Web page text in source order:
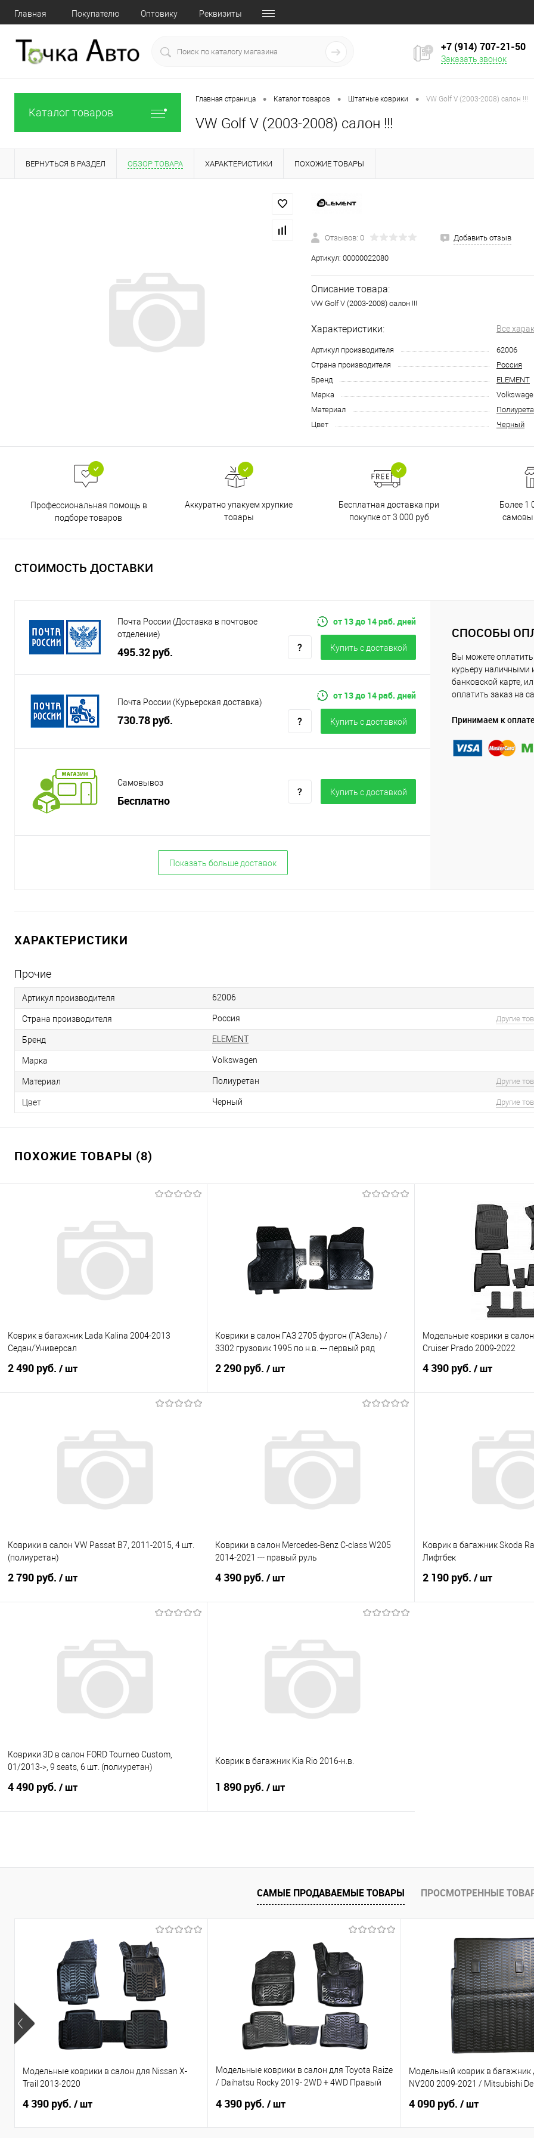
Главная Покупателю Оптовику Реквизиты
+7 (914) 707‒21‒50
Заказать звонок
Каталог товаров
Главная страница • Каталог товаров • Штатные коврики • VW Golf V (2003-2008) салон !!!
VW Golf V (2003-2008) салон !!!
ВЕРНУТЬСЯ В РАЗДЕЛ ОБЗОР ТОВАРА ХАРАКТЕРИСТИКИ ПОХОЖИЕ ТОВАРЫ
Отзывов: 0 Добавить отзыв
Артикул: 00000022080
Описание товара:
VW Golf V (2003-2008) салон !!!
Характеристики: Все
Артикул производителя
62006
Страна производителя
Россия
Бренд
ELEMENT
Марка
Материал
Цвет
Черный
Профессиональная помощь в
подборе товаров
Аккуратно упакуем хрупкие
товары
Бесплатная доставка при
покупке от 3 000 руб
Более 1
СТОИМОСТЬ ДОСТАВКИ
Почта России (Доставка в почтовое
отделение)
495.32 руб.
от 13 до 14 раб. дней
Купить c доставкой
Почта России (Курьерская доставка)
730.78 руб.
от 13 до 14 раб. дней
Купить c доставкой
Самовывоз
Бесплатно
Купить c доставкой
Показать больше доставок
СПОСОБЫ
Вы можете оплатить
курьеру наличными
банковской карте,
оплатить заказ на
Принимаем к оплате
ХАРАКТЕРИСТИКИ
Прочие
Артикул производителя 62006
Страна производителя Россия Другие
Бренд ELEMENT
Марка Volkswagen
Материал Полиуретан Другие
Цвет Черный Другие
ПОХОЖИЕ ТОВАРЫ (8)
Коврик в багажник Lada Kalina 2004-2013
Седан/Универсал
2 490 руб. / шт
Купить в 1 клик
Сравнение
Под заказ
Коврики в салон ГАЗ 2705 фургон (ГАЗель) /
3302 грузовик 1995 по н.в. --- первый ряд
2 290 руб. / шт
Купить в 1 клик
Сравнение
Под заказ
Модельные коврики в
Cruiser Prado 2009-2022
4 390 руб. / шт
Купить в 1 клик
Коврики в салон VW Passat B7, 2011-2015, 4 шт.
(полиуретан)
2 790 руб. / шт
Купить в 1 клик
Сравнение
Под заказ
Коврики в салон Mercedes-Benz C-class W205
2014-2021 --- правый руль
4 390 руб. / шт
Купить в 1 клик
Сравнение
Под заказ
Коврик в багажник Skoda
Лифтбек
2 190 руб. / шт
Коврики 3D в салон FORD Tourneo Custom,
01/2013->, 9 seats, 6 шт. (полиуретан)
4 490 руб. / шт
Купить в 1 клик
Сравнение
Коврик в багажник Kia Rio 2016-н.в.
1 890 руб. / шт
Купить в 1 клик
Сравнение
В избранное
Под заказ
САМЫЕ ПРОДАВАЕМЫЕ ТОВАРЫ ПРОСМОТРЕННЫЕ
Модельные коврики в салон для Nissan X-
Trail 2013-2020
4 390 руб. / шт
Модельные коврики в салон для Toyota Raize
/ Daihatsu Rocky 2019- 2WD + 4WD Правый
4 390 руб. / шт
Модельный коврик в багажник
NV200 2009-2021 / Mitsubishi
4 090 руб. / шт